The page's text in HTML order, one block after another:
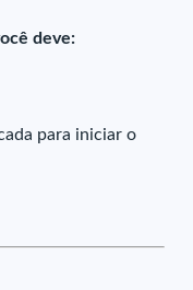
deve:
para iniciar o